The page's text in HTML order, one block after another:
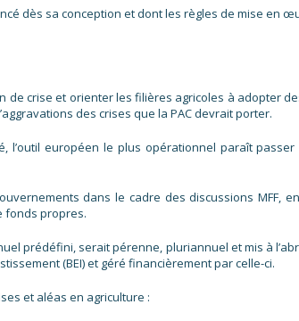
dès sa conception et dont les règles de mise en
crise et orienter les filières agricoles à adopter
des crises que la PAC devrait porter.
européen le plus opérationnel paraît
dans le cadre des discussions MFF,
fonds propres.
prédéfini, serait pérenne, pluriannuel et mis à
(BEI) et géré financièrement par celle-ci.
et aléas en agriculture :